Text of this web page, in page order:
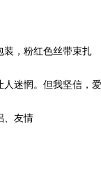
装，粉红色丝带束扎
迷惘。但我坚信，
、友情